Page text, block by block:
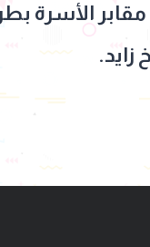
الأسرة